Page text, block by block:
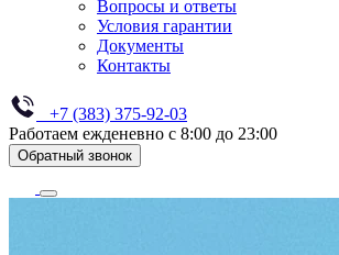
Вопросы и ответы
Условия гарантии
Документы
Контакты
+7 (383) 375-92-03
Работаем ежденевно с 8:00 до 23:00
Обратный звонок